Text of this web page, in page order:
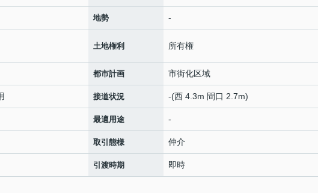
地勢 -
土地権利 所有権
都市計画 市街化区域
接道状況 -(西 4.3m 間口 2.7m)
最適用途 -
取引態様 仲介
引渡時期 即時